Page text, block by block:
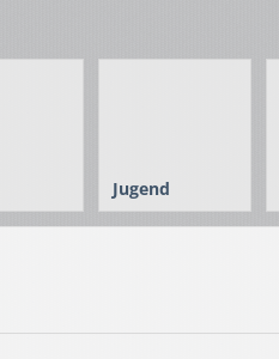
Jugend